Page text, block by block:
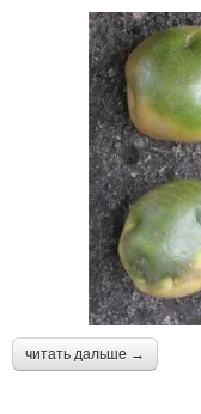
читать дальше →